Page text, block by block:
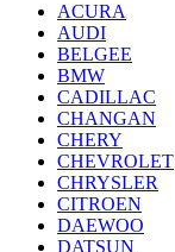
ACURA
AUDI
BELGEE
BMW
CADILLAC
CHANGAN
CHERY
CHEVROLET
CHRYSLER
CITROEN
DAEWOO
DATSUN